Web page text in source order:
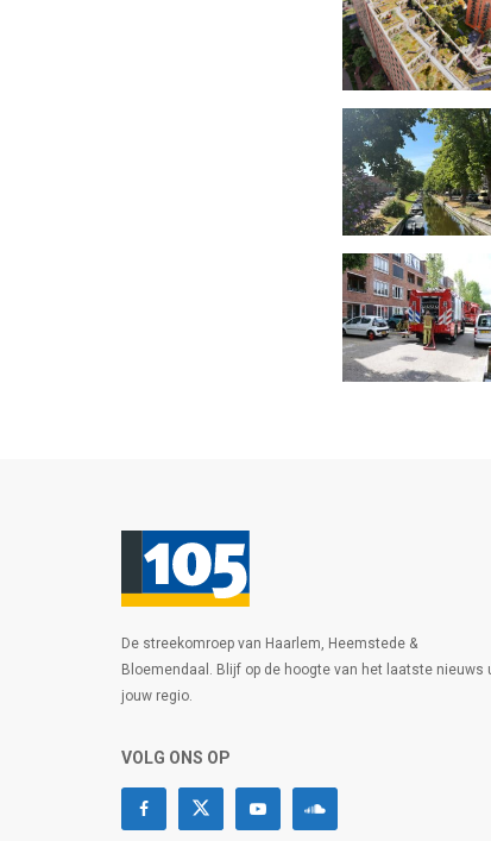
De streekomroep van Haarlem, Heemstede &
Bloemendaal. Blijf op de hoogte van het laatste nieuws
jouw regio.
VOLG ONS OP